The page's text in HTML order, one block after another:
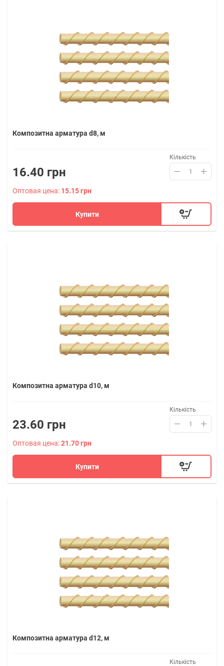
Композитна арматура d8, м
16.40 грн
Кількість
Оптовая цена: 15.15 грн
Купити
Композитна арматура d10, м
23.60 грн
Кількість
Оптовая цена:21.70 грн
Купити
Композитна арматура d12, м
Кількість